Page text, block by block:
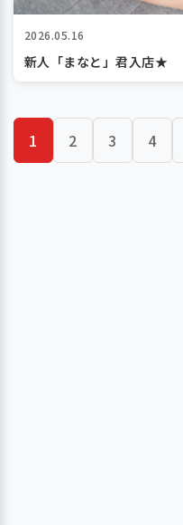
2026.05.16
新人「まなと」君入店★
1 2 3 4